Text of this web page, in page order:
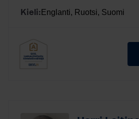
Kieli: Englanti, Ruotsi, Suomi